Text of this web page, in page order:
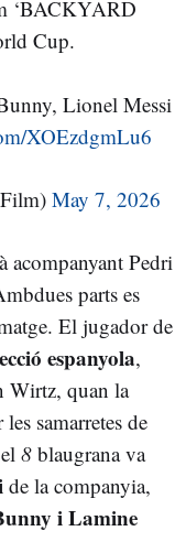
‘BACKYARD
Cup.
Lionel Messi
XOEzdgmLu6
May 7, 2026
acompanyant Pedri
parts es
El jugador de
espanyola,
Wirtz, quan la
samarretes de
8 blaugrana va
de la companyia,
i Lamine